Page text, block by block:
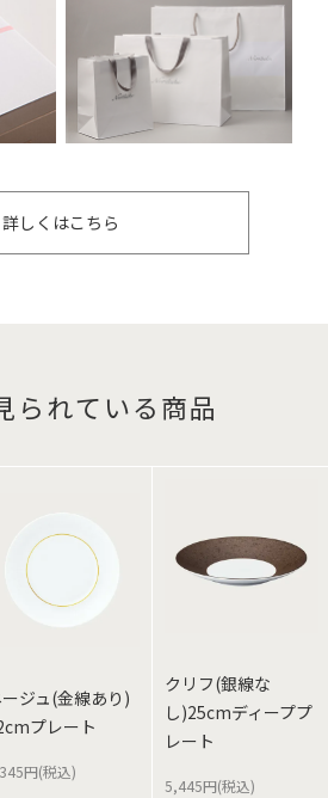
詳しくはこちら
られている商品
ジュ(金線あり)
プレート
円(税込)
クリフ(銀線な
し)25cmディーププ
レート
5,445円(税込)